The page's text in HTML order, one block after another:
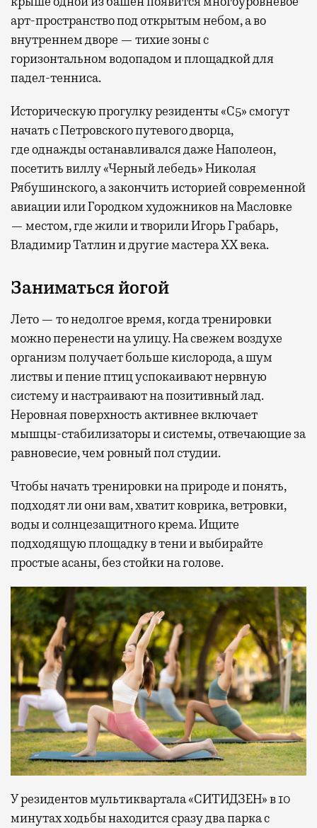
арт-пространство под открытым небом, а во
внутреннем дворе — тихие зоны с
горизонтальном водопадом и площадкой для
падел-тенниса.
Историческую прогулку резиденты «С5» смогут
начать с Петровского путевого дворца,
гдеоднажды останавливался даже Наполеон,
посетить виллу «Черный лебедь» Николая
Рябушинского, а закончить историей современной
авиации или Городком художников на Масловке
— местом, где жили и творили Игорь Грабарь,
Владимир Татлин и другие мастера XX века.
Заниматься йогой
Лето — то недолгое время, когда тренировки
можно перенести на улицу. На свежем воздухе
организм получает больше кислорода, а шум
листвы и пение птиц успокаивают нервную
систему и настраивают на позитивный лад.
Неровная поверхность активнее включает
мышцы-стабилизаторы и системы, отвечающие за
равновесие, чем ровный пол студии.
Чтобы начать тренировки на природе и понять,
подходят ли они вам, хватит коврика, ветровки,
воды и солнцезащитного крема. Ищите
подходящую площадку в тени и выбирайте
простые асаны, без стойки на голове.
У резидентов мультиквартала «СИТИДЗЕН» в 10
минутах ходьбы находится сразу два парка с